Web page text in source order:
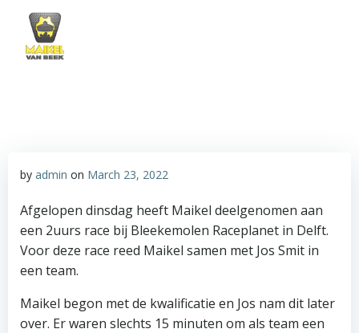
by admin on March 23, 2022
Afgelopen dinsdag heeft Maikel deelgenomen aan
een 2uurs race bij Bleekemolen Raceplanet in Delft.
Voor deze race reed Maikel samen met Jos Smit in
een team.
Maikel begon met de kwalificatie en Jos nam dit later
over. Er waren slechts 15 minuten om als team een